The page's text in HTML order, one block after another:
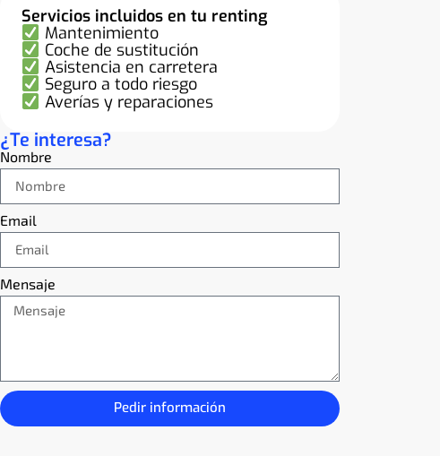
Servicios incluidos en tu renting
Mantenimiento
Coche de sustitución
Asistencia en carretera
Seguro a todo riesgo
Averías y reparaciones
¿Te interesa?
Nombre
Email
Mensaje
Pedir información